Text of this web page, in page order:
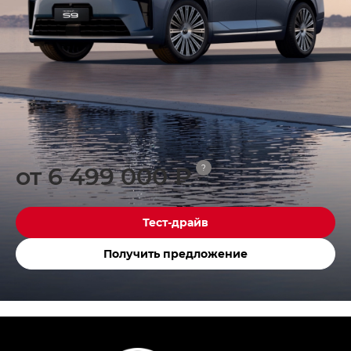
от 6 499 000 ₽ ?
Тест-драйв
Получить предложение